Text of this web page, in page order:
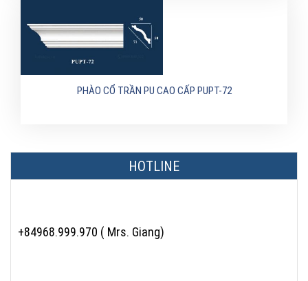
PHÀO CỔ TRẦN PU CAO CẤP PUPT-72
HOTLINE
+84968.999.970 ( Mrs. Giang)